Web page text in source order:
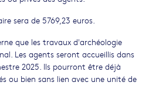
sera de 5769,23 euros.
que les travaux d'archéologie
Les agents seront accueillis dans
2025. Ils pourront être déjà
ou bien sans lien avec une unité de